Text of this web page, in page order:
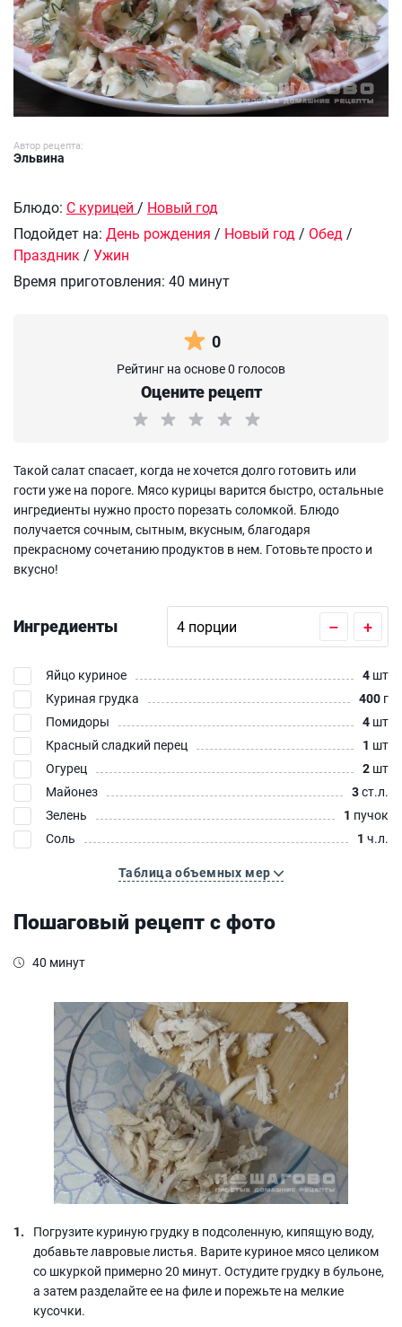
Автор рецепта:
Эльвина
Блюдо: С курицей / Новый год
Подойдет на: День рождения / Новый год / Обед /
Праздник / Ужин
Время приготовления: 40 минут
0
Рейтинг на основе 0 голосов
Оцените рецепт
Такой салат спасает, когда не хочется долго готовить или
гости уже на пороге. Мясо курицы варится быстро, остальные
ингредиенты нужно просто порезать соломкой. Блюдо
получается сочным, сытным, вкусным, благодаря
прекрасному сочетанию продуктов в нем. Готовьте просто и
вкусно!
Ингредиенты – +
Яйцо куриное 4 шт
Куриная грудка
400 г
Помидоры
4 шт
Красный сладкий перец
1 шт
Огурец
2 шт
Майонез
3ст.л.
Зелень
1 пучок
Соль
1 ч.л.
Таблица объемных мер
Пошаговый рецепт с фото
40 минут
Погрузите куриную грудку в подсоленную, кипящую воду,
добавьте лавровые листья. Варите куриное мясо целиком
со шкуркой примерно 20 минут. Остудите грудку в бульоне,
а затем разделайте ее на филе и порежьте на мелкие
кусочки.